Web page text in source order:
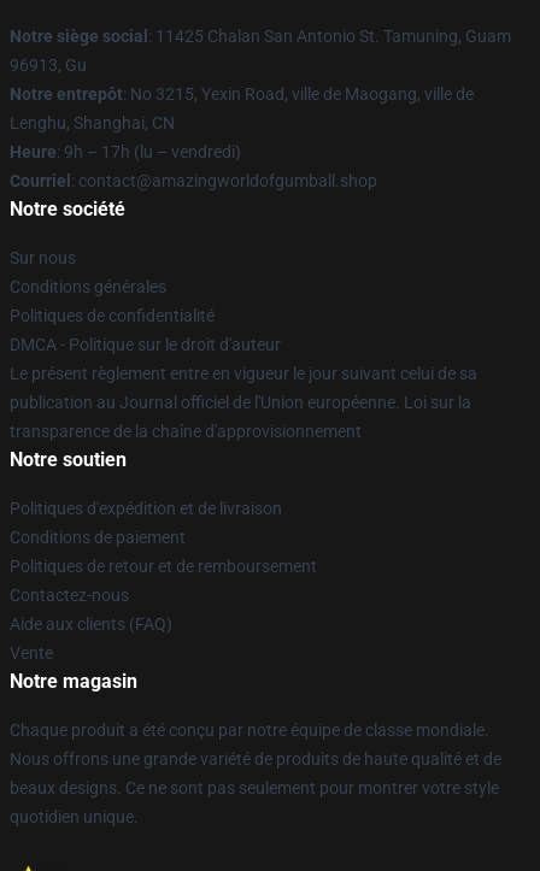
Notre siège social : 11425 Chalan San Antonio St. Tamuning, Guam
96913, Gu
Notre entrepôt: No 3215, Yexin Road, ville de Maogang, ville de
Lenghu, Shanghai, CN
Heure: 9h – 17h (lu – vendredi)
Courriel : contact@amazingworldofgumball.shop
Notre société
Sur nous
Conditions générales
Politiques de confidentialité
DMCA - Politique sur le droit d'auteur
Le présent règlement entre en vigueur le jour suivant celui de sa
publication au Journal officiel de l'Union européenne. Loi sur la
transparence de la chaîne d'approvisionnement
Notre soutien
Politiques d'expédition et de livraison
Conditions de paiement
Politiques de retour et de remboursement
Contactez-nous
Aide aux clients (FAQ)
Vente
Notre magasin
Chaque produit a été conçu par notre équipe de classe mondiale.
Nous offrons une grande variété de produits de haute qualité et de
beaux designs. Ce ne sont pas seulement pour montrer votre style
quotidien unique.